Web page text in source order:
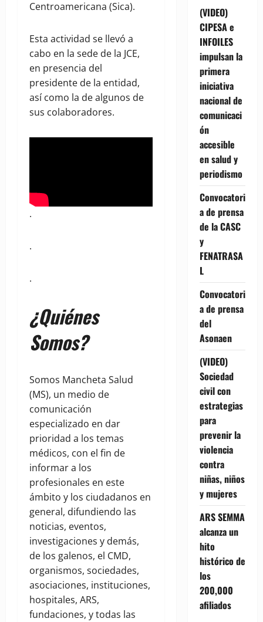
Centroamericana (Sica).
Esta actividad se llevó a
cabo en la sede de la JCE,
en presencia del
presidente de la entidad,
así como la de algunos de
sus colaboradores.
.
.
.
¿Quiénes
Somos?
Somos Mancheta Salud
(MS), un medio de
comunicación
especializado en dar
prioridad a los temas
médicos, con el fin de
informar a los
profesionales en este
ámbito y los ciudadanos en
general, difundiendo las
noticias, eventos,
investigaciones y demás,
de los galenos, el CMD,
organismos, sociedades,
asociaciones, instituciones,
hospitales, ARS,
fundaciones, y todas las
(VIDEO)
CIPESA e
INFOILES
impulsan la
primera
iniciativa
nacional de
comunicaci
ón
accesible
en salud y
periodismo
Convocatori
a de prensa
de la CASC
y
FENATRASA
L
Convocatori
a de prensa
del
Asonaen
(VIDEO)
Sociedad
civil con
estrategias
para
prevenir la
violencia
contra
niñas, niños
y mujeres
ARS SEMMA
alcanza un
hito
histórico de
los
200,000
afiliados